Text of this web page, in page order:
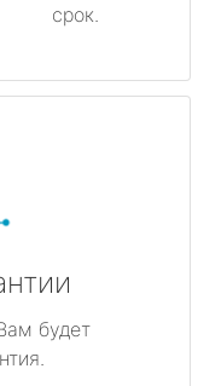
срок.
будет